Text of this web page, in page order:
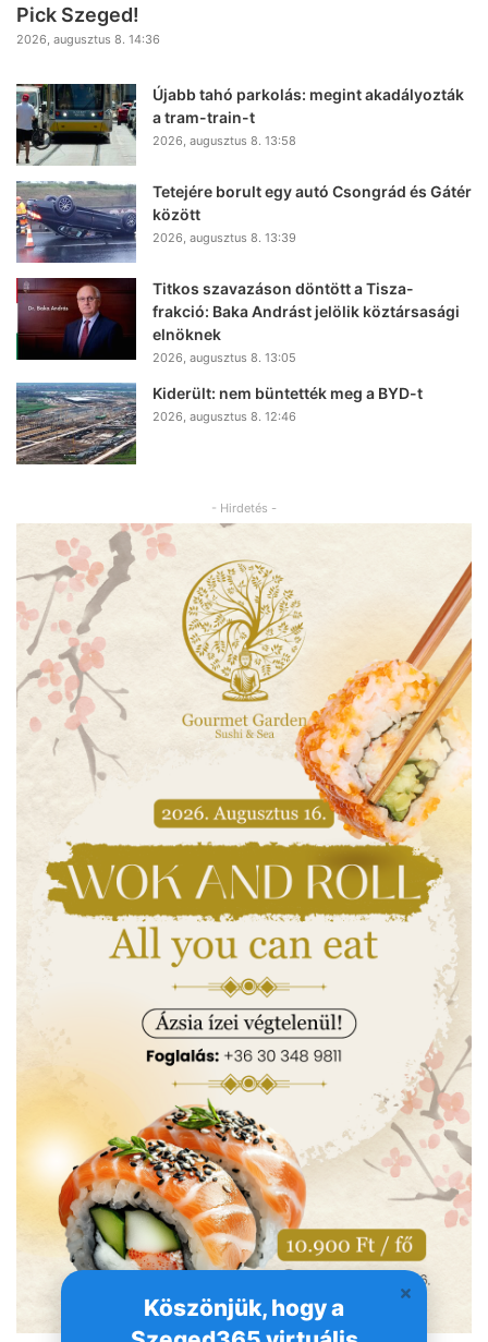
Köszönjük, hogy a
Pick Szeged!
2026, augusztus 8. 14:36
Újabb tahó parkolás: megint akadályozták
a tram-train-t
2026, augusztus 8. 13:58
Tetejére borult egy autó Csongrád és Gátér
között
2026, augusztus 8. 13:39
Titkos szavazáson döntött a Tisza-
frakció: Baka Andrást jelölik köztársasági
elnöknek
2026, augusztus 8. 13:05
Kiderült: nem büntették meg a BYD-t
2026, augusztus 8. 12:46
- Hirdetés -